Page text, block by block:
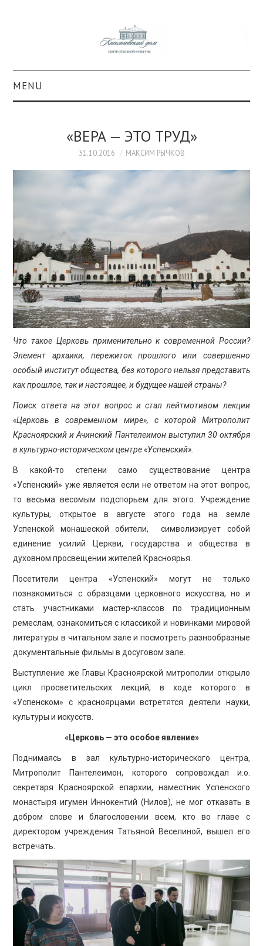
MENU
КОЛЛЕКЦИИ
ОБРАЗОВАНИЕ
ПРОСВЕЩЕНИЕ
«ВЕРА — ЭТО ТРУД»
31.10.2016 МАКСИМ РЫЧКОВ
Что такое Церковь применительно к современной России?
Элемент архаики, пережиток прошлого или совершенно
особый институт общества, без которого нельзя представить
как прошлое, так и настоящее, и будущее нашей страны?
Поиск ответа на этот вопрос и стал лейтмотивом лекции
«Церковь в современном мире», с которой Митрополит
Красноярский и Ачинский Пантелеимон выступил 30 октября
в культурно-историческом центре «Успенский».
В какой-то степени само существование центра
«Успенский» уже является если не ответом на этот вопрос,
то весьма весомым подспорьем для этого. Учреждение
культуры, открытое в августе этого года на земле
Успенской монашеской обители, символизирует собой
единение усилий Церкви, государства и общества в
духовном просвещении жителей Красноярья.
Посетители центра «Успенский» могут не только
познакомиться с образцами церковного искусства, но и
стать участниками мастер-классов по традиционным
ремеслам, ознакомиться с классикой и новинками мировой
литературы в читальном зале и посмотреть разнообразные
документальные фильмы в досуговом зале.
Выступление же Главы Красноярской митрополии открыло
цикл просветительских лекций, в ходе которого в
«Успенском» с красноярцами встретятся деятели науки,
культуры и искусств.
«Церковь — это особое явление»
Поднимаясь в зал культурно-исторического центра,
Митрополит Пантелеимон, которого сопровождал и.о.
секретаря Красноярской епархии, наместник Успенского
монастыря игумен Иннокентий (Нилов), не мог отказать в
добром слове и благословении всем, кто во главе с
директором учреждения Татьяной Веселиной, вышел его
встречать.